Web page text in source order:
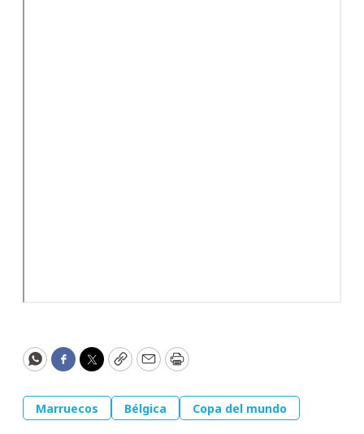
WhatsApp
Facebook
Twitter
CopyEmailPrint
Marruecos Bélgica Copa del mundo